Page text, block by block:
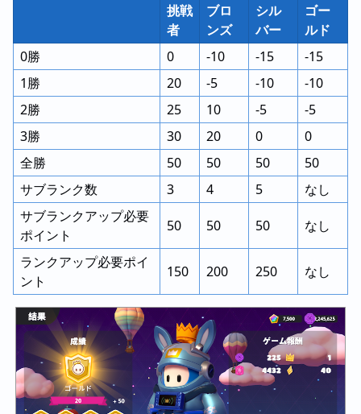
挑戦
者
ブロ
ンズ
シル
バー
ゴー
ルド
0勝
0 -10 -15
-15
1勝
20 -5 -10
-10
2勝
25 10 -5
-5
3勝
30 20 0
0
全勝
50 50 50
50
サブランク数
3 4 5
なし
サブランクアップ必要
ポイント
50 50 50 なし
ランクアップ必要ポイ
ント
150 200 250 なし